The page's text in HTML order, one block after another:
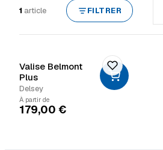
1 article FILTRER
Valise Belmont
Plus
Delsey
À partir de
179,00 €